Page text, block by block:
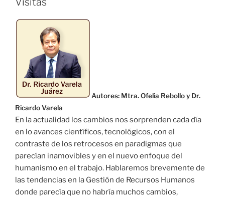
Autores: Mtra. Ofelia Rebollo y Dr.
Ricardo Varela
En la actualidad los cambios nos sorprenden cada día
en lo avances científicos, tecnológicos, con el
contraste de los retrocesos en paradigmas que
parecían inamovibles y en el nuevo enfoque del
humanismo en el trabajo. Hablaremos brevemente de
las tendencias en la Gestión de Recursos Humanos
donde parecía que no habría muchos cambios,